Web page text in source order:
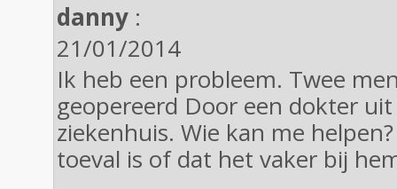
danny :
21/01/2014
Ik heb een probleem. Twee
geopereerd Door een dokter
ziekenhuis. Wie kan me
toeval is of dat het vaker bij